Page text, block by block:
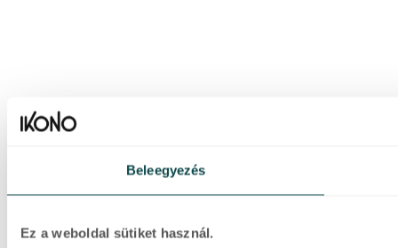
Beleegyezés
Ez a weboldal sütiket használ.